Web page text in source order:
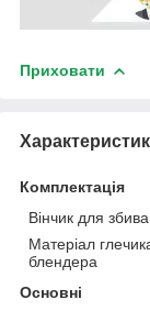
Приховати
Комплектація
Вінчик для
Матеріал
блендера
Основні